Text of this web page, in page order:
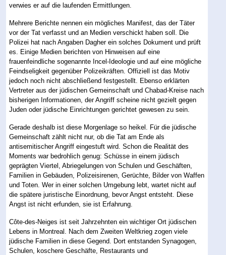
verwies er auf die laufenden Ermittlungen.
Mehrere Berichte nennen ein mögliches Manifest, das der Täter
vor der Tat verfasst und an Medien verschickt haben soll. Die
Polizei hat nach Angaben Dagher ein solches Dokument und prüft
es. Einige Medien berichten von Hinweisen auf eine
frauenfeindliche sogenannte Incel-Ideologie und auf eine mögliche
Feindseligkeit gegenüber Polizeikräften. Offiziell ist das Motiv
jedoch noch nicht abschließend festgestellt. Ebenso erklärten
Vertreter aus der jüdischen Gemeinschaft und Chabad-Kreise nach
bisherigen Informationen, der Angriff scheine nicht gezielt gegen
Juden oder jüdische Einrichtungen gerichtet gewesen zu sein.
Gerade deshalb ist diese Morgenlage so heikel. Für die jüdische
Gemeinschaft zählt nicht nur, ob die Tat am Ende als
antisemitischer Angriff eingestuft wird. Schon die Realität des
Moments war bedrohlich genug: Schüsse in einem jüdisch
geprägten Viertel, Abriegelungen von Schulen und Geschäften,
Familien in Gebäuden, Polizeisirenen, Gerüchte, Bilder von Waffen
und Toten. Wer in einer solchen Umgebung lebt, wartet nicht auf
die spätere juristische Einordnung, bevor Angst entsteht. Diese
Angst ist nicht erfunden, sie ist Erfahrung.
Côte-des-Neiges ist seit Jahrzehnten ein wichtiger Ort jüdischen
Lebens in Montreal. Nach dem Zweiten Weltkrieg zogen viele
jüdische Familien in diese Gegend. Dort entstanden Synagogen,
Schulen, koschere Geschäfte, Restaurants und